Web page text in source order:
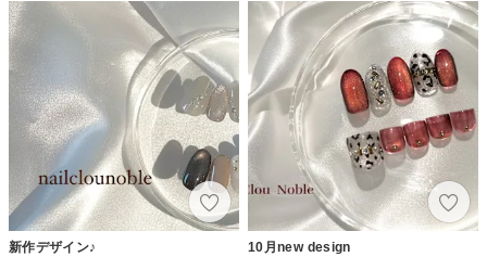
新作デザイン♪ 10月new design